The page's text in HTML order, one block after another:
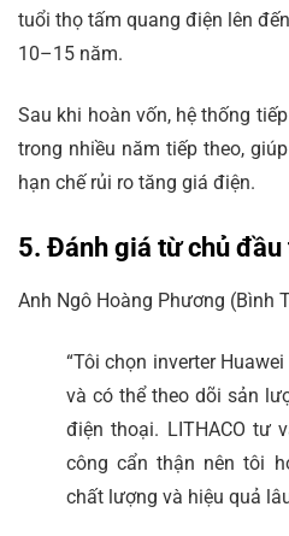
tuổi thọ tấm quang điện lên
10–15 năm.
Sau khi hoàn vốn, hệ thống
trong nhiều năm tiếp theo,
hạn chế rủi ro tăng giá điện.
5. Đánh giá từ chủ đầu
Anh Ngô Hoàng Phương (Bình
“Tôi chọn inverter
và có thể theo dõi sản
điện thoại. LITHACO tư
công cẩn thận nên tôi
chất lượng và hiệu quả